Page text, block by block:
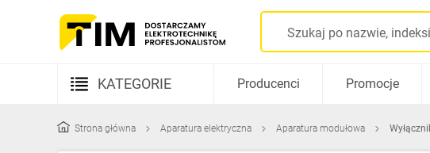
KATEGORIE
Kable i przewody
Producenci Promocje
Strona główna Aparatura elektryczna Aparatura modułowa